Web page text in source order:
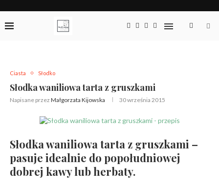
Ciasta Słodko
Słodka waniliowa tarta z gruszkami
Napisane przez Małgorzata Kijowska 30 września 2015
Słodka waniliowa tarta z gruszkami –
pasuje idealnie do popołudniowej
dobrej kawy lub herbaty.